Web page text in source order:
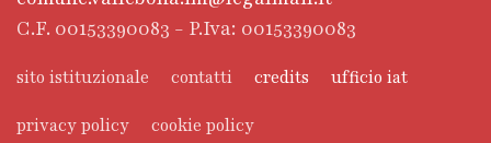
C.F. 00153390083 - P.Iva: 00153390083
sito istituzionale contatti credits ufficio iat
privacy policy cookie policy